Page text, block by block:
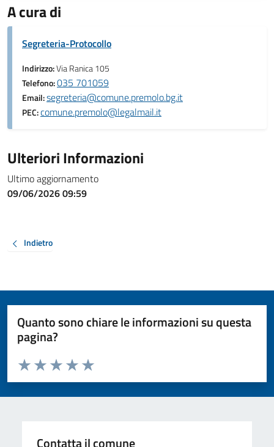
A cura di
Segreteria-Protocollo
Indirizzo:Via Ranica 105
Telefono:035 701059
Email:segreteria@comune.premolo.bg.it
PEC:comune.premolo@legalmail.it
Ulteriori Informazioni
Ultimo aggiornamento
09/06/2026 09:59
Indietro
Quanto sono chiare le informazioni su questa
pagina?
Valuta da 1 a 5 stelle la pagina
Valuta 5 stelle su 5
Valuta 4 stelle su 5
Valuta 3 stelle su 5
Valuta 2 stelle su 5
Valuta 1 stelle su 5
Contatta il comune